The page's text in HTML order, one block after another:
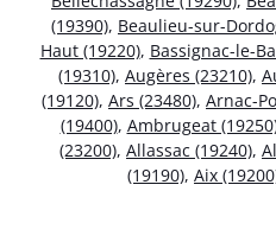
(19390), Beaulieu-sur-
Haut (19220), Bassignac-le-
(19310), Augères (23210),
(19120), Ars (23480), Arnac-
(19400), Ambrugeat
(23200), Allassac (19240),
(19190), Aix